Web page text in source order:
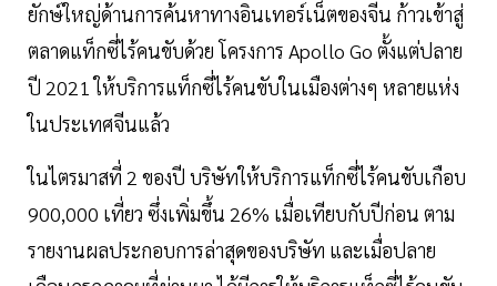
ยักษ์ใหญ่ด้านการค้นหาทางอินเทอร์เน็ตของจีน ก้าวเข้าสู่
ตลาดแท็กซี่ไร้คนขับด้วย โครงการ Apollo Go ตั้งแต่ปลาย
ปี 2021 ให้บริการแท็กซี่ไร้คนขับในเมืองต่างๆ หลายแห่ง
ในประเทศจีนแล้ว
ในไตรมาสที่ 2 ของปี บริษัทให้บริการแท็กซี่ไร้คนขับเกือบ
900,000 เที่ยว ซึ่งเพิ่มขึ้น 26% เมื่อเทียบกับปีก่อน ตาม
รายงานผลประกอบการล่าสุดของบริษัท และเมื่อปลาย